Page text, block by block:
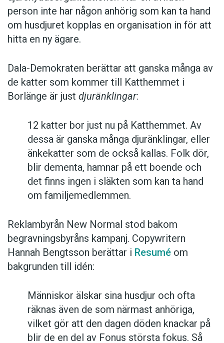
person inte har någon anhörig som kan ta hand
om husdjuret kopplas en organisation in för att
hitta en ny ägare.
Dala-Demokraten berättar att ganska många av
de katter som kommer till Katthemmet i
Borlänge är just djuränklingar:
12 katter bor just nu på Katthemmet. Av
dessa är ganska många djuränklingar, eller
änkekatter som de också kallas. Folk dör,
blir dementa, hamnar på ett boende och
det finns ingen i släkten som kan ta hand
om familjemedlemmen.
Reklambyrån New Normal stod bakom
begravningsbyråns kampanj. Copywritern
Hannah Bengtsson berättar i Resumé om
bakgrunden till idén:
Människor älskar sina husdjur och ofta
räknas även de som närmast anhöriga,
vilket gör att den dagen döden knackar på
blir de en del av Fonus största fokus. Så